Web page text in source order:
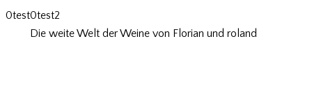
0test0test2
Die weite Welt der Weine von Florian und roland